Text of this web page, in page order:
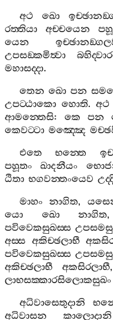
අථ
ඛො
රත‍්තියා
අච‍්චයෙන
යෙන
උපසඞ‍්කමිත්‍වා
මහාසද‍්දා.
තෙන ඛො පන
උපට‍්ඨාකො හොති. අථ
ආමන‍්තෙසි: කෙ පන
කෙවට‍්ටා මඤ‍්ඤෙ
එතෙ
භන‍්තෙ
පහූතං
ඛාදනීයං
ඨිතා භගවන‍්තංයෙව
මාහං
නාගිත,
යො
ඛො නාගිත
පවිවෙකසුඛස‍්ස
අස‍්ස අකිච‍්ඡලාභී
පවිවෙකසුඛස‍්ස
අකිච‍්ඡලාභී
අකසිරලාභී
ලාභසක‍්කාරසිලොකසුඛං
අධිවාසෙතුදානි
අධිවාසන
කාලොදානි